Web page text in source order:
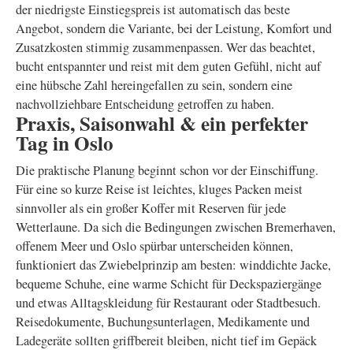
der niedrigste Einstiegspreis ist automatisch das beste
Angebot, sondern die Variante, bei der Leistung, Komfort und
Zusatzkosten stimmig zusammenpassen. Wer das beachtet,
bucht entspannter und reist mit dem guten Gefühl, nicht auf
eine hübsche Zahl hereingefallen zu sein, sondern eine
nachvollziehbare Entscheidung getroffen zu haben.
Praxis, Saisonwahl & ein perfekter
Tag in Oslo
Die praktische Planung beginnt schon vor der Einschiffung.
Für eine so kurze Reise ist leichtes, kluges Packen meist
sinnvoller als ein großer Koffer mit Reserven für jede
Wetterlaune. Da sich die Bedingungen zwischen Bremerhaven,
offenem Meer und Oslo spürbar unterscheiden können,
funktioniert das Zwiebelprinzip am besten: winddichte Jacke,
bequeme Schuhe, eine warme Schicht für Deckspaziergänge
und etwas Alltagskleidung für Restaurant oder Stadtbesuch.
Reisedokumente, Buchungsunterlagen, Medikamente und
Ladegeräte sollten griffbereit bleiben, nicht tief im Gepäck